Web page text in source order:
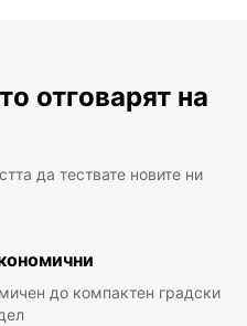
отговарят на
да тествате новите ни
до компактен градски